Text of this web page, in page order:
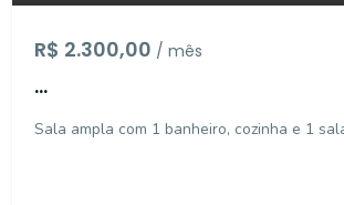
R$ 2.300,00 / mês
...
Sala ampla com 1 banheiro, cozinha e 1